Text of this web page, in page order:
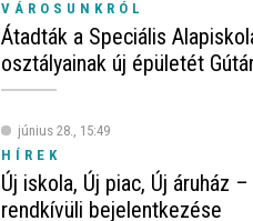
VÁROSUNKRÓL
Átadták a Speciális
osztályainak új épületét
június 28., 15:49
HÍREK
Új iskola, Új piac, Új áruház
rendkívüli bejelentkezése